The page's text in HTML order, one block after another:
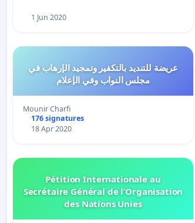
1 Jun 2020
عريضة للتنديد بالتكفير وتمجيد الإرهاب في
مجلس النواب وفي الإعلام
Mounir Charfi
176 signatures
18 Apr 2020
Pétition Internationale au
Secrétaire Général de l’Organisation
des Nations Unies